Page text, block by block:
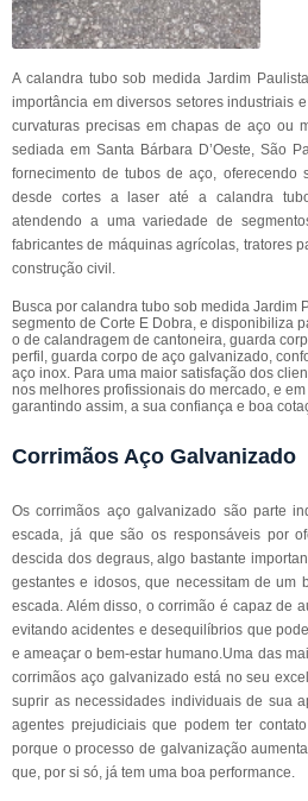
A calandra tubo sob medida Jardim
importância em diversos setores industriais
curvaturas precisas em chapas de aço ou
sediada em Santa Bárbara D’Oeste, São
fornecimento de tubos de aço, oferecendo
desde cortes a laser até a calandra
atendendo a uma variedade de
fabricantes de máquinas agrícolas, tratores
construção civil.
Busca por calandra tubo sob medida Jardim
segmento de Corte E Dobra, e disponibiliza
o de calandragem de cantoneira, guarda
perfil, guarda corpo de aço galvanizado,
aço inox. Para uma maior satisfação dos
nos melhores profissionais do mercado, e
garantindo assim, a sua confiança e boa
Corrimãos Aço Galvanizado
Os corrimãos aço galvanizado são parte
escada, já que são os responsáveis por
descida dos degraus, algo bastante
gestantes e idosos, que necessitam de um
escada. Além disso, o corrimão é capaz de
evitando acidentes e desequilíbrios que
e ameaçar o bem-estar humano.Uma das
corrimãos aço galvanizado está no seu
suprir as necessidades individuais de sua
agentes prejudiciais que podem ter
porque o processo de galvanização
que, por si só, já tem uma boa performance.